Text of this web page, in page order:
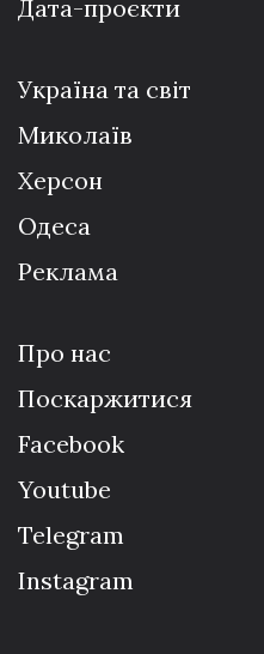
Дата-проєкти
Україна та світ
Миколаїв
Херсон
Одеса
Реклама
Про нас
Поскаржитися
Facebook
Youtube
Telegram
Instagram